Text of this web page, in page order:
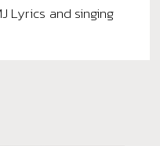
Lyrics and singing